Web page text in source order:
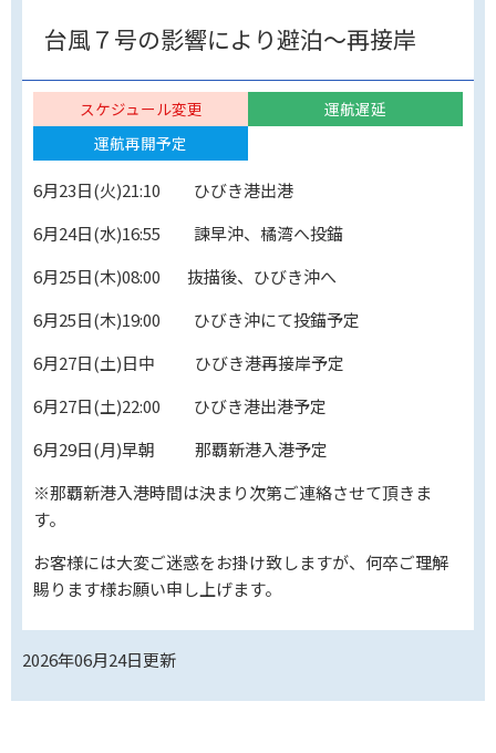
台風７号の影響により避泊～再接岸
スケジュール変更
運航遅延
運航再開予定
6月23日(火)21:10 ひびき港出港
6月24日(水)16:55 諫早沖、橘湾へ投錨
6月25日(木)08:00 抜描後、ひびき沖へ
6月25日(木)19:00 ひびき沖にて投錨予定
6月27日(土)日中 ひびき港再接岸予定
6月27日(土)22:00 ひびき港出港予定
6月29日(月)早朝 那覇新港入港予定
※那覇新港入港時間は決まり次第ご連絡させて頂きま
す。
お客様には大変ご迷惑をお掛け致しますが、何卒ご理解
賜ります様お願い申し上げます。
2026年06月24日更新